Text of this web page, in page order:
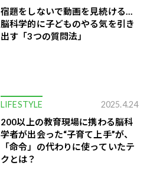
宿題をしないで動画を見続ける…
脳科学的に子どものやる気を引き
出す「3つの質問法」
LIFESTYLE 2025.4.24
200以上の教育現場に携わる脳科
学者が出会った“子育て上手”が、
「命令」の代わりに使っていたテ
クとは？